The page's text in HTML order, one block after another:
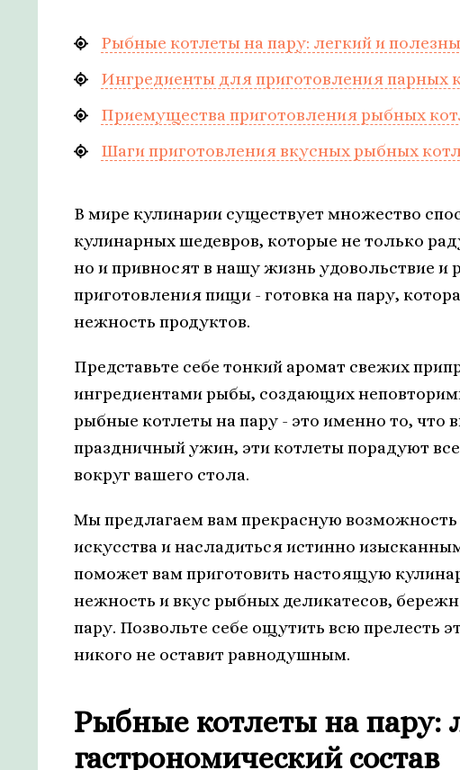
Рыбные котлеты на пару: легкий и
Ингредиенты для приготовления парных
Приемущества приготовления рыбных
Шаги приготовления вкусных рыбных
В мире кулинарии существует множество
кулинарных шедевров, которые не только
но и привносят в нашу жизнь удовольствие и
приготовления пищи - готовка на пару,
нежность продуктов.
Представьте себе тонкий аромат свежих
ингредиентами рыбы, создающих
рыбные котлеты на пару - это именно то, что
праздничный ужин, эти котлеты порадуют
вокруг вашего стола.
Мы предлагаем вам прекрасную возможность
искусства и насладиться истинно
поможет вам приготовить настоящую
нежность и вкус рыбных деликатесов,
пару. Позвольте себе ощутить всю прелесть
никого не оставит равнодушным.
Рыбные котлеты на пару:
гастрономический состав